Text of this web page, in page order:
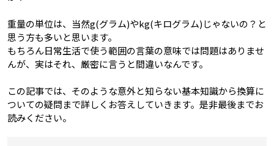
重量の単位は、当然g(グラム)やkg(キログラム)じゃないの？と
思う方も多いと思います。
もちろん日常生活で使う範囲の言葉の意味では問題はありませ
んが、実はそれ、厳密に言うと間違いなんです。
この記事では、そのような意外と知らない基本知識から換算に
ついての疑問まで詳しくお答えしていきます。是非最後までお
読みください。